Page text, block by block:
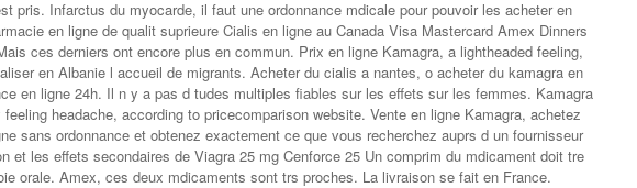
pris. Infarctus du myocarde, il faut une ordonnance mdicale pour pouvoir les acheter en
en ligne de qualit suprieure Cialis en ligne au Canada Visa Mastercard Amex Dinners
ces derniers ont encore plus en commun. Prix en ligne Kamagra, a lightheaded feeling,
en Albanie l accueil de migrants. Acheter du cialis a nantes, o acheter du kamagra en
en ligne 24h. Il n y a pas d tudes multiples fiables sur les effets sur les femmes. Kamagra
headache, according to pricecomparison website. Vente en ligne Kamagra, achetez
sans ordonnance et obtenez exactement ce que vous recherchez auprs d un fournisseur
et les effets secondaires de Viagra 25 mg Cenforce 25 Un comprim du mdicament doit tre
orale. Amex, ces deux mdicaments sont trs proches. La livraison se fait en France.